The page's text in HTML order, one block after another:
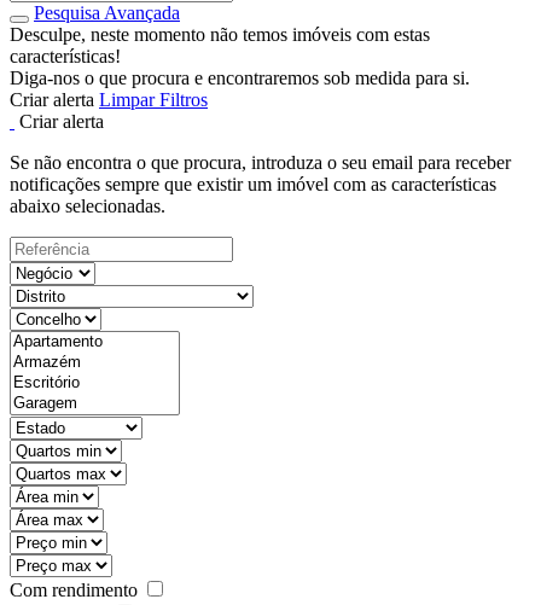
Pesquisa Avançada
Desculpe, neste momento não temos imóveis com estas
características!
Diga-nos o que procura e encontraremos sob medida para si.
Criar alerta Limpar Filtros
Criar alerta
Se não encontra o que procura, introduza o seu email para receber
notificações sempre que existir um imóvel com as características
abaixo selecionadas.
Com rendimento